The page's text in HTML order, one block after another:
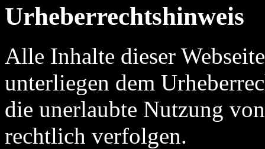
Urheberrechtshinweis
Alle Inhalte dieser
unterliegen dem
die unerlaubte Nutzung
rechtlich verfolgen.